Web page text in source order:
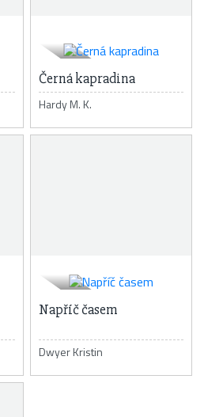
Černá kapradina
Hardy M. K.
Napříč časem
Dwyer Kristin